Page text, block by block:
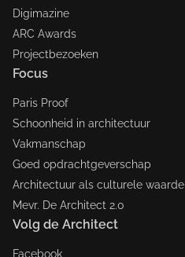
Digimazine
ARC Awards
Projectbezoeken
Focus
Paris Proof
Schoonheid in architectuur
Vakmanschap
Goed opdrachtgeverschap
Architectuur als culturele waarde
Mevr. De Architect 2.0
Volg de Architect
Facebook